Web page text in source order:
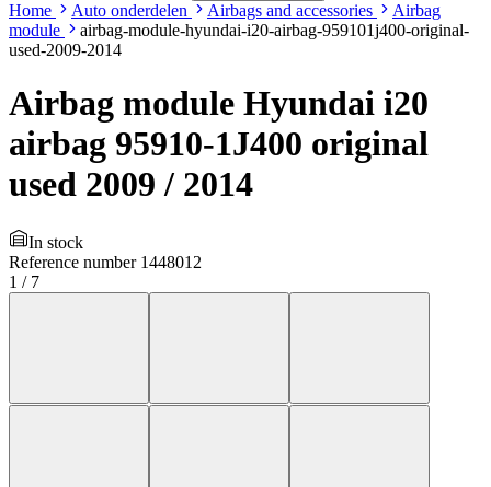
Home Auto onderdelen Airbags and accessories
Airbag
module
airbag-module-hyundai-i20-airbag-959101j400-original-
used-2009-2014
Airbag module Hyundai i20
airbag 95910-1J400 original
used 2009 / 2014
In stock
Reference number 1448012
1 / 7